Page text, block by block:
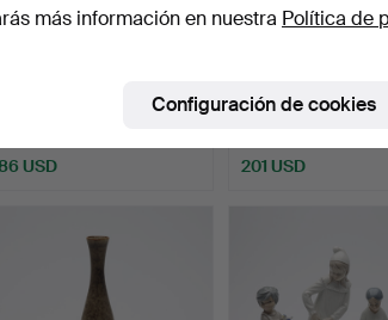
USD
Subastado 25 jul 2026
201 USD
más información en nuestra Política de
Configuración de cookies